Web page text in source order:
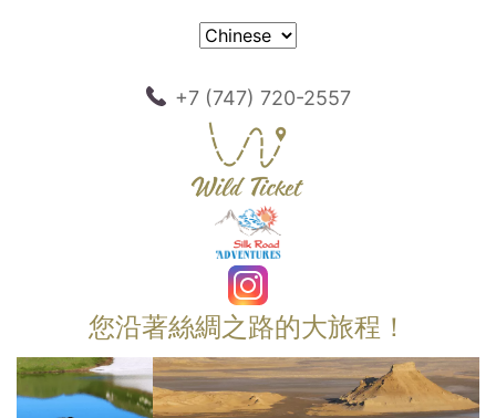
+7 (747) 720-2557
您沿著絲綢之路的大旅程！